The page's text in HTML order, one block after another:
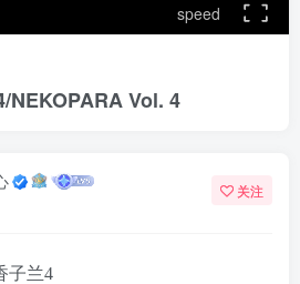
speed
NEKOPARA Vol. 4
关注
子兰4